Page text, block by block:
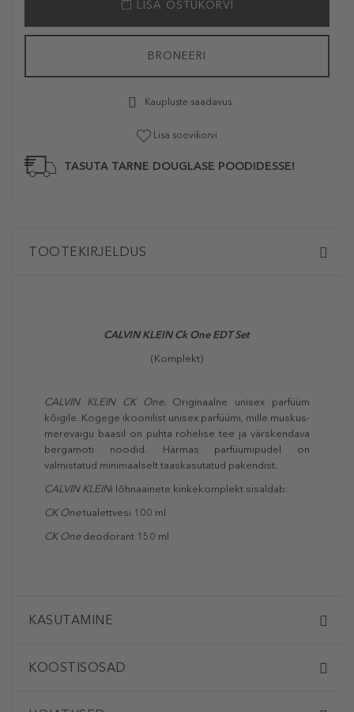
LISA OSTUKORVI
BRONEERI
Kaupluste saadavus
Lisa soovikorvi
TASUTA TARNE DOUGLASE POODIDESSE!
TOOTEKIRJELDUS
CALVIN KLEIN Ck One EDT Set
(Komplekt)
CALVIN KLEIN CK One.Originaalne unisex parfüüm
kõigile. Kogege ikoonilist unisex parfüümi, mille muskus-
merevaigu baasil on puhta rohelise tee ja värskendava
bergamoti noodid. Härmas parfüümipudel on
valmistatud minimaalselt taaskasutatud pakendist.
CALVIN KLEINi lõhnaainete kinkekomplekt sisaldab:
CK Onetualettvesi 100 ml
CK Onedeodorant 150 ml
KASUTAMINE
KOOSTISOSAD